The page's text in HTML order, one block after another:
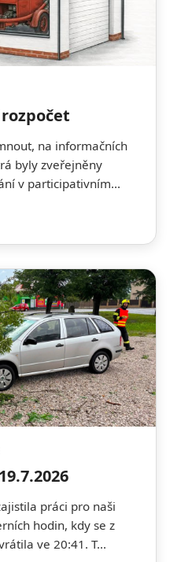
na informačních
byly zveřejněny
v participativním...
práci pro naši
hodin, kdy se z
ve 20:41. T...